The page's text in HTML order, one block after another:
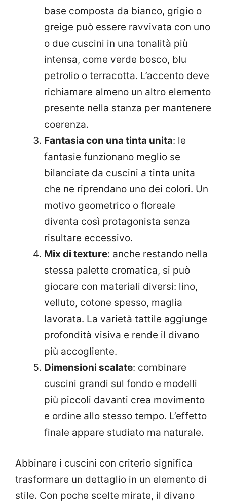
base composta da bianco, grigio o
greige può essere ravvivata con uno
o due cuscini in una tonalità più
intensa, come verde bosco, blu
petrolio o terracotta. L’accento deve
richiamare almeno un altro elemento
presente nella stanza per mantenere
coerenza.
Fantasia con una tinta unita: le
fantasie funzionano meglio se
bilanciate da cuscini a tinta unita
che ne riprendano uno dei colori. Un
motivo geometrico o floreale
diventa così protagonista senza
risultare eccessivo.
Mix di texture: anche restando nella
stessa palette cromatica, si può
giocare con materiali diversi: lino,
velluto, cotone spesso, maglia
lavorata. La varietà tattile aggiunge
profondità visiva e rende il divano
più accogliente.
Dimensioni scalate: combinare
cuscini grandi sul fondo e modelli
più piccoli davanti crea movimento
e ordine allo stesso tempo. L’effetto
finale appare studiato ma naturale.
Abbinare i cuscini con criterio significa
trasformare un dettaglio in un elemento di
stile. Con poche scelte mirate, il divano